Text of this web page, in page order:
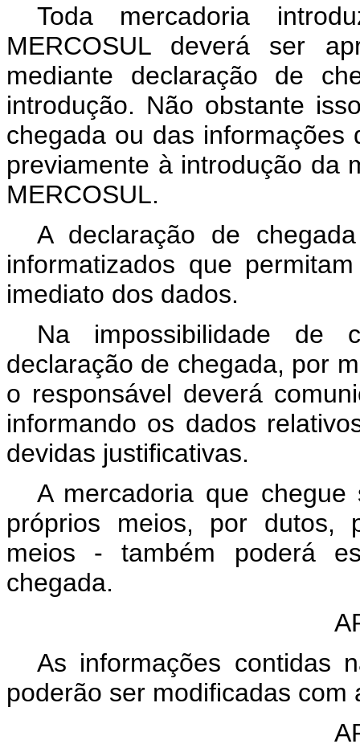
Toda mercadoria
MERCOSUL deverá ser
mediante declaração de
introdução. Não obstante
chegada ou das
previamente à introdução da
MERCOSUL.
A declaração de
informatizados que
imediato dos dados.
Na impossibilidade de
declaração de chegada, por
o responsável deverá
informando os dados
devidas justificativas.
A mercadoria que
próprios meios, por dutos,
meios - também poderá
chegada.
As informações contidas
poderão ser modificadas com